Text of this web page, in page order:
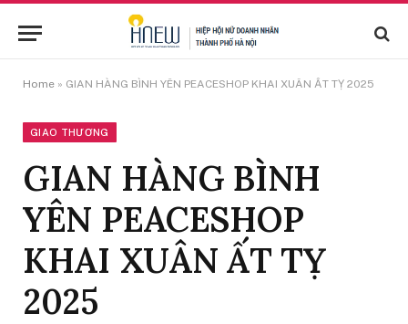
Home » GIAN HÀNG BÌNH YÊN PEACESHOP KHAI XUÂN ẤT TỴ 2025
GIAO THƯƠNG
GIAN HÀNG BÌNH
YÊN PEACESHOP
KHAI XUÂN ẤT TỴ
2025